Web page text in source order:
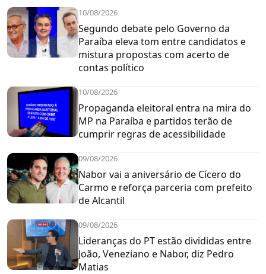
10/08/2026
Segundo debate pelo Governo da
Paraíba eleva tom entre candidatos e
mistura propostas com acerto de
contas político
10/08/2026
Propaganda eleitoral entra na mira do
MP na Paraíba e partidos terão de
cumprir regras de acessibilidade
09/08/2026
Nabor vai a aniversário de Cícero do
Carmo e reforça parceria com prefeito
de Alcantil
09/08/2026
Lideranças do PT estão divididas entre
João, Veneziano e Nabor, diz Pedro
Matias